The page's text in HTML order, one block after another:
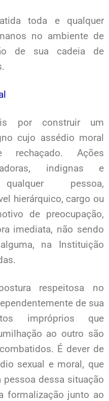
toda e qualquer
no ambiente de
de sua cadeia de
por construir um
cujo assédio moral
rechaçado. Ações
indignas e
pessoa,
hierárquico, cargo ou
de preocupação,
imediata, não sendo
na Instituição
respeitosa no
de sua
impróprios que
ao outro são
É dever de
sexual e moral, que
dessa situação
formalização junto ao